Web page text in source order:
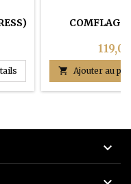
COMFLAG® SUPREME U2
 Ajouter au
